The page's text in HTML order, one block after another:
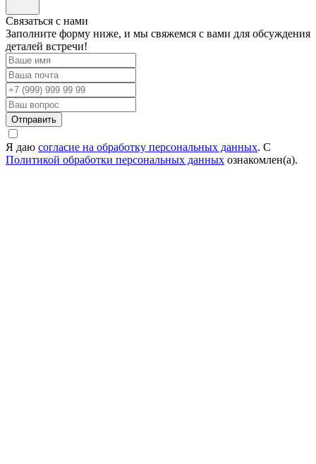
Cвязаться с нами
Заполните форму ниже, и мы свяжемся с вами для обсуждения
деталей встречи!
Отправить
Я даю согласие на обработку персональных данных. С
Политикой обработки персональных данных ознакомлен(а).